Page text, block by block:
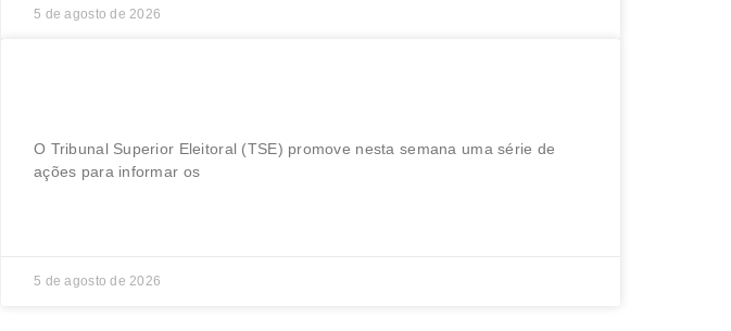
5 de agosto de 2026
O Tribunal Superior Eleitoral (TSE) promove nesta semana uma série de
ações para informar os
5 de agosto de 2026